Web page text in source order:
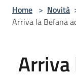
Home > Novità
Arriva la Befana
Arriva